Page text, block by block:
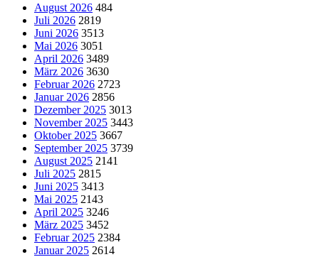
August 2026 484
Juli 2026 2819
Juni 2026 3513
Mai 2026 3051
April 2026 3489
März 2026 3630
Februar 2026 2723
Januar 2026 2856
Dezember 2025 3013
November 2025 3443
Oktober 2025 3667
September 2025 3739
August 2025 2141
Juli 2025 2815
Juni 2025 3413
Mai 2025 2143
April 2025 3246
März 2025 3452
Februar 2025 2384
Januar 2025 2614